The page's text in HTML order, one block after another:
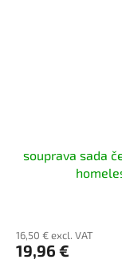
souprava sada
16,50 € excl. VAT
19,96 €